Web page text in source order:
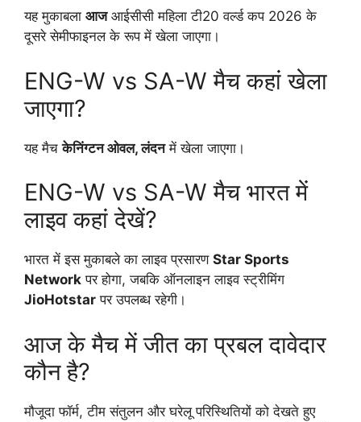
यह मुकाबला आजआईसीसी महिला टी20 वर्ल्ड कप 2026 के
दूसरे सेमीफाइनल के रूप में खेला जाएगा।
ENG-W vs SA-W मैच कहां खेला
जाएगा?
यह मैचकेनिंग्टन ओवल, लंदनमें खेला जाएगा।
ENG-W vs SA-W मैच भारत में
लाइव कहां देखें?
भारत में इस मुकाबले का लाइव प्रसारण Star Sports
Network पर होगा, जबकि ऑनलाइन लाइव स्ट्रीमिंग
JioHotstar पर उपलब्ध रहेगी।
आज के मैच में जीत का प्रबल दावेदार
कौन है?
मौजूदा फॉर्म, टीम संतुलन और घरेलू परिस्थितियों को देखते हुए